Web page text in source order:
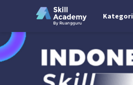
Kategori